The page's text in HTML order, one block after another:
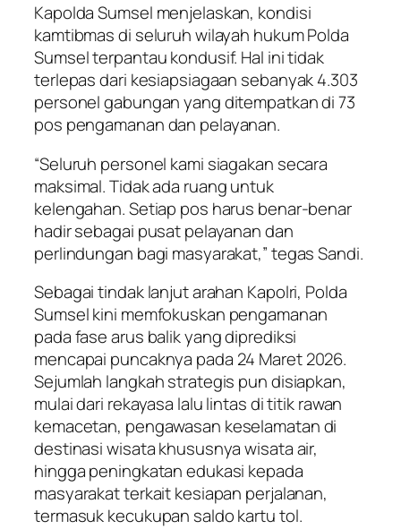
Kapolda Sumsel menjelaskan, kondisi
kamtibmas di seluruh wilayah hukum Polda
Sumsel terpantau kondusif. Hal ini tidak
terlepas dari kesiapsiagaan sebanyak 4.303
personel gabungan yang ditempatkan di 73
pos pengamanan dan pelayanan.
“Seluruh personel kami siagakan secara
maksimal. Tidak ada ruang untuk
kelengahan. Setiap pos harus benar-benar
hadir sebagai pusat pelayanan dan
perlindungan bagi masyarakat,” tegas Sandi.
Sebagai tindak lanjut arahan Kapolri, Polda
Sumsel kini memfokuskan pengamanan
pada fase arus balik yang diprediksi
mencapai puncaknya pada 24 Maret 2026.
Sejumlah langkah strategis pun disiapkan,
mulai dari rekayasa lalu lintas di titik rawan
kemacetan, pengawasan keselamatan di
destinasi wisata khususnya wisata air,
hingga peningkatan edukasi kepada
masyarakat terkait kesiapan perjalanan,
termasuk kecukupan saldo kartu tol.